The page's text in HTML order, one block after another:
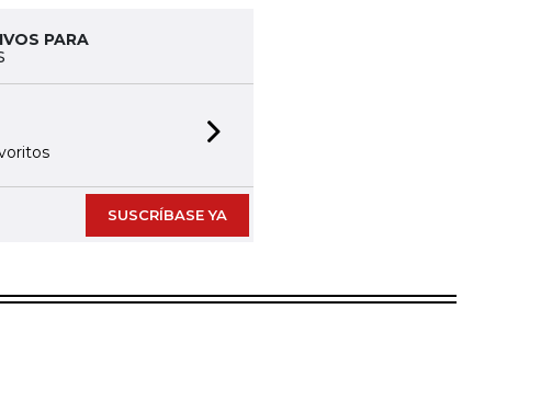
PARA
SUSCRÍBASE YA